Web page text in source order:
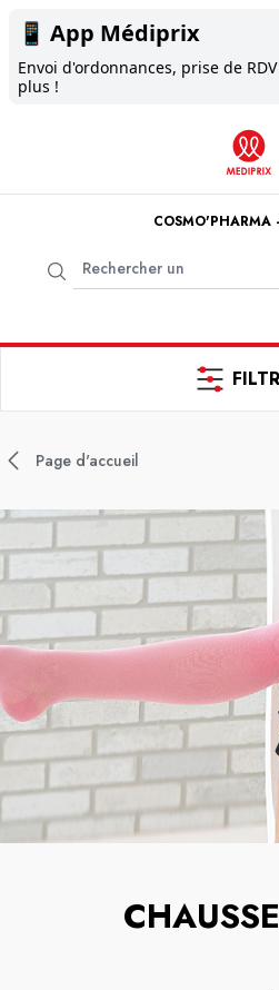
📱 App Médiprix
Envoi d'ordonnances, prise de
plus !
COSMO'PHARMA
Page d'accueil